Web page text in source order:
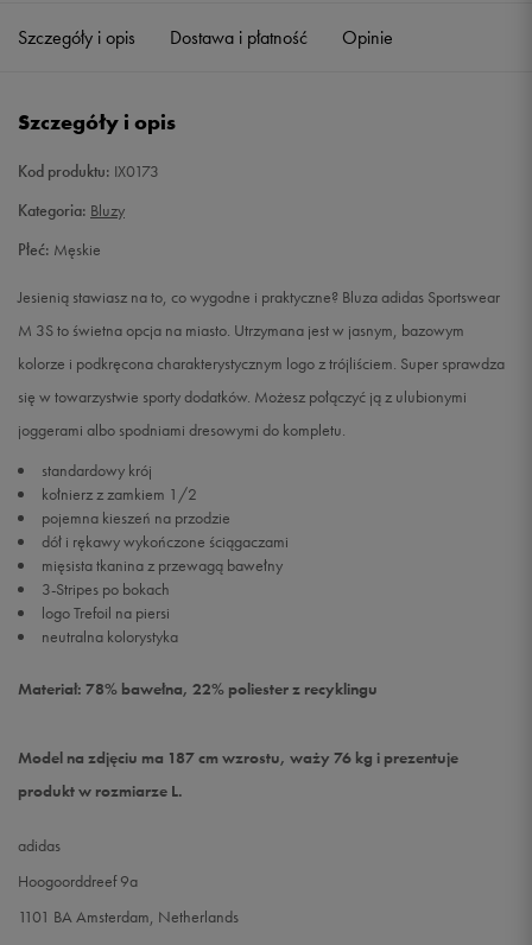
Szczegóły i opis Dostawa i płatność Opinie
Szczegóły i opis
Kod produktu: IX0173
Kategoria: Bluzy
Płeć: Męskie
Jesienią stawiasz na to, co wygodne i praktyczne? Bluza adidas Sportswear
M 3S to świetna opcja na miasto. Utrzymana jest w jasnym, bazowym
kolorze i podkręcona charakterystycznym logo z trójliściem. Super sprawdza
się w towarzystwie sporty dodatków. Możesz połączyć ją z ulubionymi
joggerami albo spodniami dresowymi do kompletu.
standardowy krój
kołnierz z zamkiem 1/2
pojemna kieszeń na przodzie
dół i rękawy wykończone ściągaczami
mięsista tkanina z przewagą bawełny
3-Stripes po bokach
logo Trefoil na piersi
neutralna kolorystyka
Materiał: 78% bawełna, 22% poliester z recyklingu
Model na zdjęciu ma 187 cm wzrostu, waży 76 kg i prezentuje
produkt w rozmiarze L.
adidas
Hoogoorddreef 9a
1101 BA Amsterdam, Netherlands